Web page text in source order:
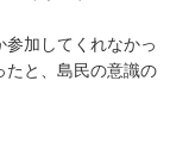
加してくれなかっ
たと、島民の意識の